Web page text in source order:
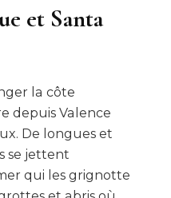
et Santa
la côte
depuis Valence
De longues et
se jettent
qui les grignotte